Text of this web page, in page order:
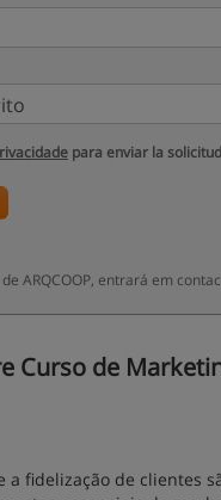
para enviar la solicitud
ARQCOOP, entrará em
Curso de
a fidelização de clientes